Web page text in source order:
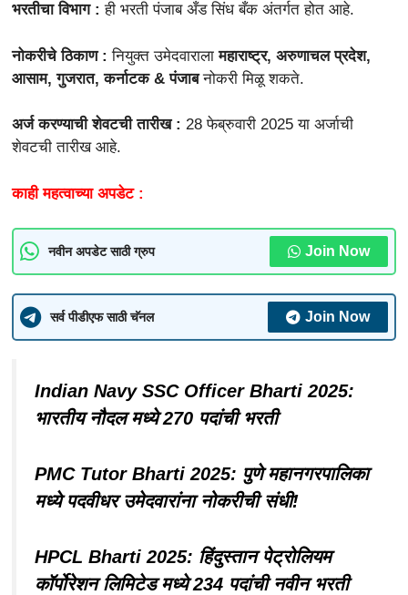
भरतीचा विभाग :ही भरती पंजाब अँड सिंध बँक अंतर्गत होत आहे.
नोकरीचे ठिकाण : नियुक्त उमेदवारालामहाराष्ट्र, अरुणाचल प्रदेश,
आसाम, गुजरात, कर्नाटक & पंजाबनोकरी मिळू शकते.
अर्ज करण्याची शेवटची तारीख : 28 फेब्रुवारी 2025 या अर्जाची
शेवटची तारीख आहे.
काही महत्वाच्या अपडेट :
नवीन अपडेट साठी ग्रुप Join Now
सर्व पीडीएफ साठी चॅनल Join Now
Indian Navy SSC Officer Bharti 2025:
भारतीय नौदल मध्ये 270 पदांची भरती
PMC Tutor Bharti 2025: पुणे महानगरपालिका
मध्ये पदवीधर उमेदवारांना नोकरीची संधी!
HPCL Bharti 2025: हिंदुस्तान पेट्रोलियम
कॉर्पोरेशन लिमिटेड मध्ये 234 पदांची नवीन भरती